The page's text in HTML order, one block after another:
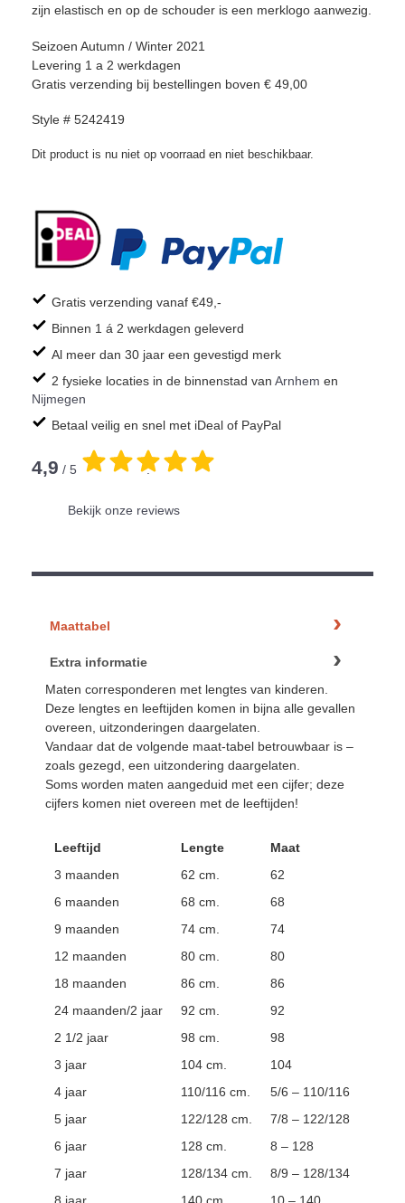
zijn elastisch en op de schouder is een merklogo aanwezig.
Seizoen Autumn / Winter 2021
Levering 1 a 2 werkdagen
Gratis verzending bij bestellingen boven € 49,00
Style # 5242419
Dit product is nu niet op voorraad en niet beschikbaar.
Gratis verzending vanaf €49,-
Binnen 1 á 2 werkdagen geleverd
Al meer dan 30 jaar een gevestigd merk
2 fysieke locaties in de binnenstad van Arnhem en
Nijmegen
Betaal veilig en snel met iDeal of PayPal
4,9 / 5 .
Bekijk onze reviews
Maattabel
Extra informatie
Maten corresponderen met lengtes van kinderen.
Deze lengtes en leeftijden komen in bijna alle gevallen
overeen, uitzonderingen daargelaten.
Vandaar dat de volgende maat-tabel betrouwbaar is –
zoals gezegd, een uitzondering daargelaten.
Soms worden maten aangeduid met een cijfer; deze
cijfers komen niet overeen met de leeftijden!
Leeftijd Lengte
Maat
3 maanden
62 cm.
62
6 maanden
68 cm.
68
9 maanden
74 cm.
74
12 maanden
80 cm.
80
18 maanden
86 cm.
86
24 maanden/2 jaar
92 cm.
92
2 1/2 jaar
98 cm.
98
3 jaar
104 cm.
104
4 jaar
110/116 cm.
5/6 – 110/116
5 jaar
122/128 cm.
7/8 – 122/128
6 jaar
128 cm.
8 – 128
7 jaar
128/134 cm.
8/9 – 128/134